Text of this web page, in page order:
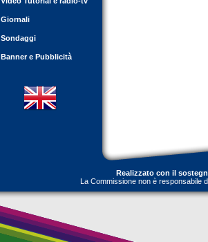
Giornali
Sondaggi
Banner e Pubblicità
Realizzato con il
La Commissione non è responsabile